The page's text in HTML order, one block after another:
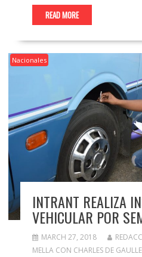
READ MORE
Nacionales
INTRANT REALIZA
VEHICULAR POR
MARCH 27, 2018
MELLA CON CHARLES DE GAULLE